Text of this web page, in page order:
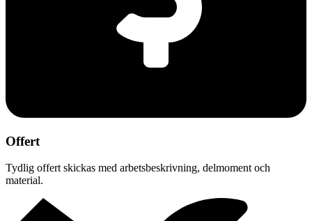
Offert
Tydlig offert skickas med arbetsbeskrivning, delmoment och
material.